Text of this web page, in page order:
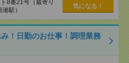
8番21号（最寄り
駅）
気になる！
！日勤のお仕事！調理業務